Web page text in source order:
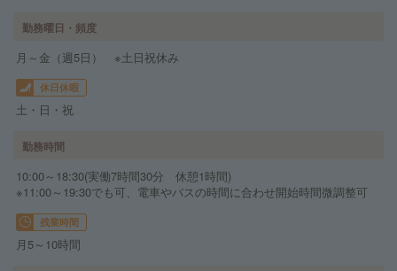
勤務曜日・頻度
月～金（週5日） ※土日祝休み
休日休暇
土・日・祝
勤務時間
10:00～18:30(実働7時間30分 休憩1時間)
※11:00～19:30でも可、電車やバスの時間に合わせ開始時間微調整可
残業時間
月5～10時間